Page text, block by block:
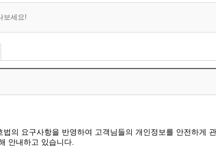
보세요!
의 요구사항을 반영하여 고객님들의 개인정보를 안전하게
안내하고 있습니다.